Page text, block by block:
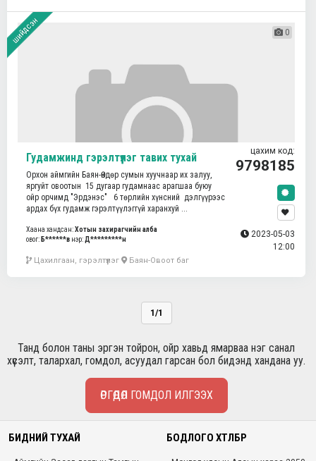
шийдсэн 0
Гудамжинд гэрэлтүүлэг тавих тухай
Орхон аймгийн Баян-Өндөр сумын хуучнаар их залуу,
яргуйт овоотын 15 дугаар гудамнаас арагшаа буюу
ойр орчимд "Эрдэнэс" 6 төрлийн хүнсний дэлгүүрээс
ардах бүх гудамж гэрэлтүүлэггүй харанхуй ...
Хаана хандсан:Хотын захирагчийн алба
овог: Б******в нэр:Д*********н
Цахилгаан, гэрэлтүүлэг Баян-Овоот баг
цахим код:
9798185
2023-05-03
12:00
1/1
Танд болон таны эргэн тойрон, ойр хавьд ямарваа нэг санал
хүсэлт, талархал, гомдол, асуудал гарсан бол бидэнд хандана уу.
ӨРГӨДӨЛ ГОМДОЛ ИЛГЭЭХ
БИДНИЙ ТУХАЙ БОДЛОГО ХӨТӨЛБӨР